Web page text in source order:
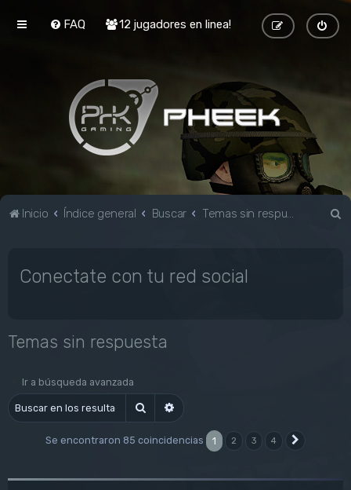
FAQ 12 jugadores en linea!
Inicio Índice general Buscar Temas sin respuesta
Conectate con tu red social
Temas sin respuesta
Ir a búsqueda avanzada
Buscar Búsqueda avanzada
Se encontraron 85 coincidencias 1 2 3 4